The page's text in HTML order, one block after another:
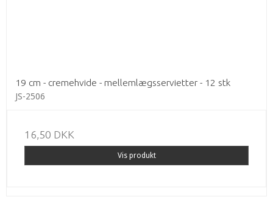
19 cm - cremehvide - mellemlægsservietter - 12 stk
JS-2506
16,50 DKK
Vis produkt